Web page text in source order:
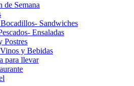
de Semana
Sandwiches
Ensaladas
Postres
y Bebidas
para llevar